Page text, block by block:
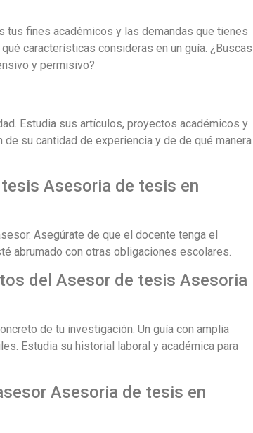
tus fines académicos y las demandas que tienes
características consideras en un guía. ¿Buscas
y permisivo?
Estudia sus artículos, proyectos académicos y
su cantidad de experiencia y de de qué manera
Asesoria de tesis en
Asegúrate de que el docente tenga el
abrumado con otras obligaciones escolares.
del Asesor de tesis Asesoria
de tu investigación. Un guía con amplia
Estudia su historial laboral y académica para
Asesoria de tesis en